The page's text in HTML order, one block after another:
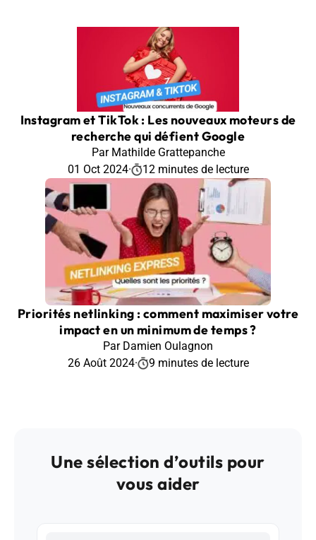
Instagram et TikTok : Les nouveaux moteurs de
recherche qui défient Google
Par Mathilde Grattepanche
01 Oct 2024· 12 minutes de lecture
Priorités netlinking : comment maximiser votre
impact en un minimum de temps ?
Par Damien Oulagnon
26 Août 2024· 9 minutes de lecture
Une sélection d’outils pour
vous aider